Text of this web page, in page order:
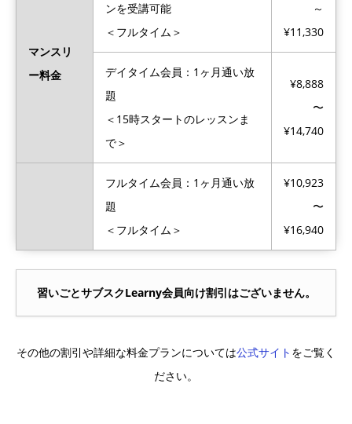
マンスリ
ー料金
ンを受講可能
＜フルタイム＞
～
¥11,330
デイタイム会員：1ヶ月通い放
題
＜15時スタートのレッスンま
で＞
¥8,888
〜
¥14,740
フルタイム会員：1ヶ月通い放
題
＜フルタイム＞
¥10,923
〜
¥16,940
習いごとサブスクLearny会員向け割引はございません。
その他の割引や詳細な料金プランについては公式サイト をご覧く
ださい。